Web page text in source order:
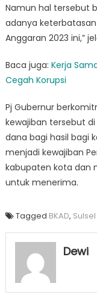
Namun hal tersebut
adanya keterbatasan
Anggaran 2023 ini,”
Baca juga: Kerja
Cegah Korupsi
Pj Gubernur
kewajiban tersebut di
dana bagi hasil bagi
menjadi kewajiban
kabupaten kota dan
untuk menerima.
Tagged BKAD, Sulsel
Dewi